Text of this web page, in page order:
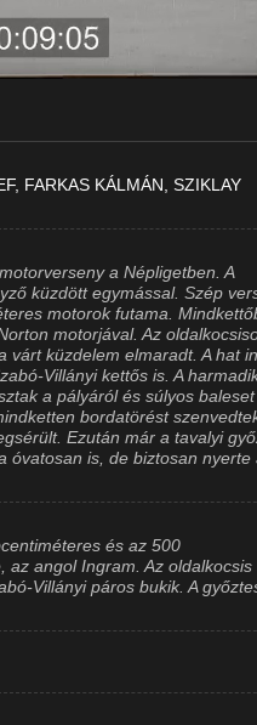
FARKAS KÁLMÁN, SZIKLAY
a Népligetben. A
küzdött egymással. Szép
motorok futama.
motorjával. Az
várt küzdelem elmaradt. A hat
Villányi kettős is. A
a pályáról és súlyos
bordatörést
Ezután már a tavalyi
óvatosan is, de biztosan nyerte
és az 500
az angol Ingram. Az oldalkocsis
Villányi páros bukik. A